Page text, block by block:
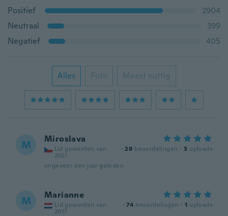
Positief
2904
Neutraal
399
Negatief
405
Alles Foto Meest nuttig
M Miroslava
Lid geworden van
2021
· 28 beoordelingen · 3 uploads
ongeveer een jaar geleden
M Marianne
Lid geworden van
2017
· 74 beoordelingen · 1 uploads